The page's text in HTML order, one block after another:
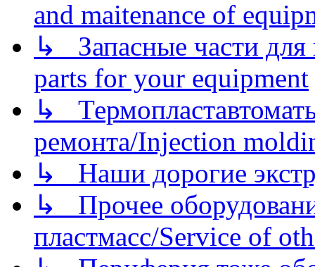
and maitenance of
↳ Запасные части для
parts for your equipment
↳
ремонта/Injection
↳ Наши дорогие
↳ Прочее
пластмасс/Service of